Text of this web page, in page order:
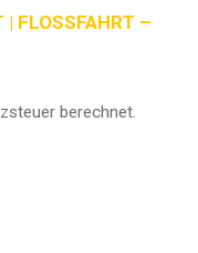
| FLOSSFAHRT –
berechnet.